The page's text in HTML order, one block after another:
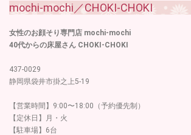
mochi-mochi／CHOKI-CHOKI
女性のお顔そり専門店 mochi-mochi
40代からの床屋さん CHOKI-CHOKI
437-0029
静岡県袋井市掛之上5-19
【営業時間】9:00〜18:00（予約優先制）
【定休日】月・火
【駐車場】6台